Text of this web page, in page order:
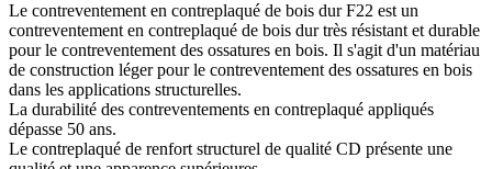
Le contreventement en contreplaqué de bois dur F22 est un
contreventement en contreplaqué de bois dur très résistant et durable
pour le contreventement des ossatures en bois. Il s'agit d'un matériau
de construction léger pour le contreventement des ossatures en bois
dans les applications structurelles.
La durabilité des contreventements en contreplaqué appliqués
dépasse 50 ans.
Le contreplaqué de renfort structurel de qualité CD présente une